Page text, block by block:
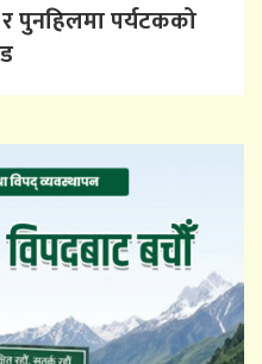
पुनहिलमा पर्यटकको